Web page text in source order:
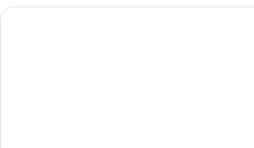
PortoBay Falésia